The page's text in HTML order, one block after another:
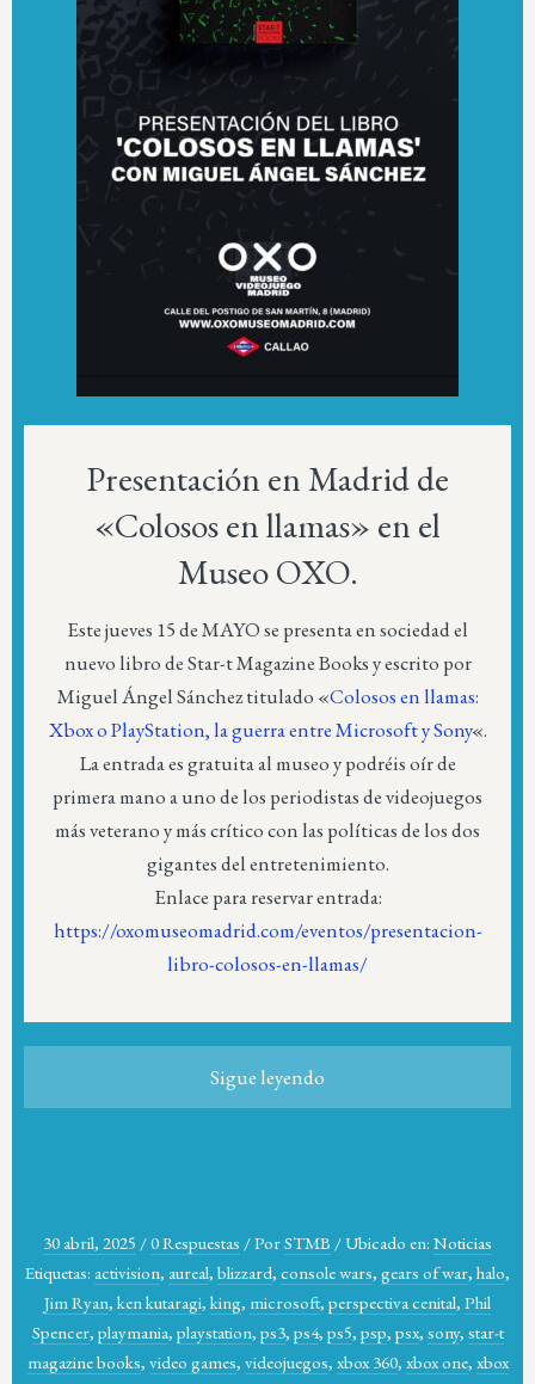
Presentación en Madrid de
«Colosos en llamas» en el
Museo OXO.
Este jueves 15 de MAYO se presenta en sociedad el
nuevo libro de Star-t Magazine Books y escrito por
Miguel Ángel Sánchez titulado «Colosos en llamas:
Xbox o PlayStation, la guerra entre Microsoft y Sony«.
La entrada es gratuita al museo y podréis oír de
primera mano a uno de los periodistas de videojuegos
más veterano y más crítico con las políticas de los dos
gigantes del entretenimiento.
Enlace para reservar entrada:
https://oxomuseomadrid.com/eventos/presentacion-
libro-colosos-en-llamas/
Sigue leyendo
30 abril, 2025 /0 Respuestas /PorSTMB / Ubicado en: Noticias
Etiquetas: activision, aureal, blizzard, console wars, gears of war, halo,
Jim Ryan, ken kutaragi, king, microsoft, perspectiva cenital, Phil
Spencer, playmania, playstation, ps3, ps4, ps5, psp, psx, sony, star-t
magazine books, video games, videojuegos, xbox 360, xbox one, xbox